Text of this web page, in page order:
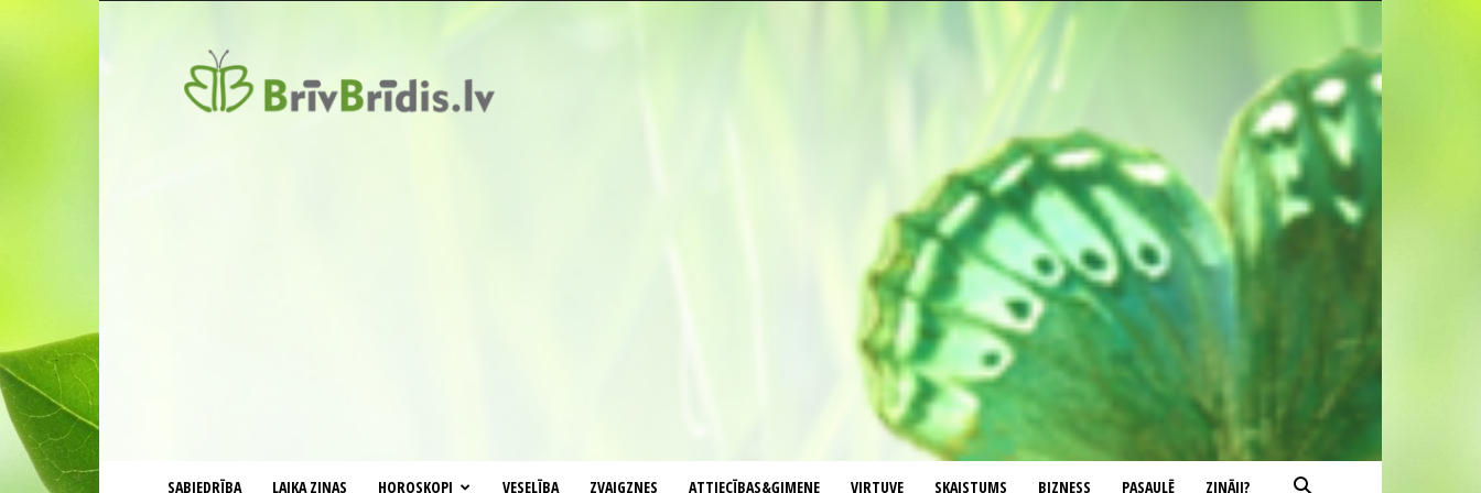
SABIEDRĪBA LAIKA ZIŅAS HOROSKOPI VESELĪBA ZVAIGZNES ATTIECĪBAS&ĢIMENE VIRTUVE SKAISTUMS BIZNESS PASAULĒ ZINĀJI?